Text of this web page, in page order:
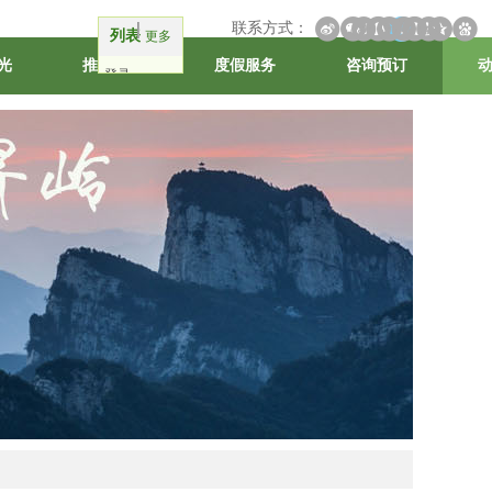
列表 更多
登录
联系方式：
推荐线路 度假服务 咨询预订